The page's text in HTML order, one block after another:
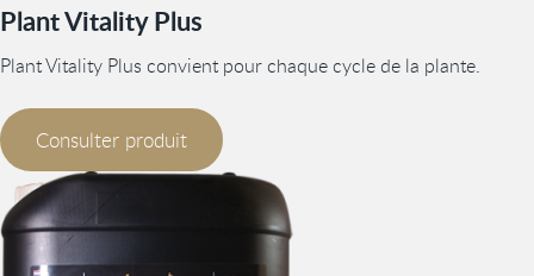
Plant Vitality Plus
Plant Vitality Plus convient pour chaque cycle de la plante.
Consulter produit